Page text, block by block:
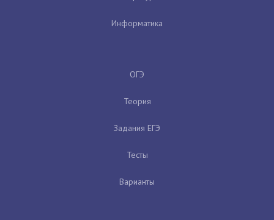
Информатика
ОГЭ
Теория
Задания ЕГЭ
Тесты
Варианты